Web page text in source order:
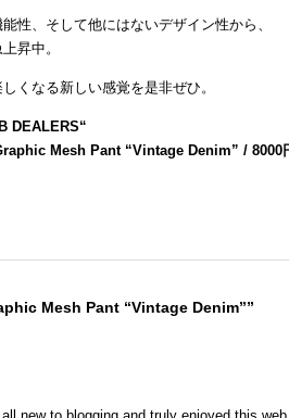
性、そして他にはないデザイン性から、
昇中。
くなる新しい感覚を是非ぜひ。
DEALERS“
Mesh Pant “Vintage Denim” / 8000
Mesh Pant “Vintage Denim””
new to blogging and truly enjoyed this